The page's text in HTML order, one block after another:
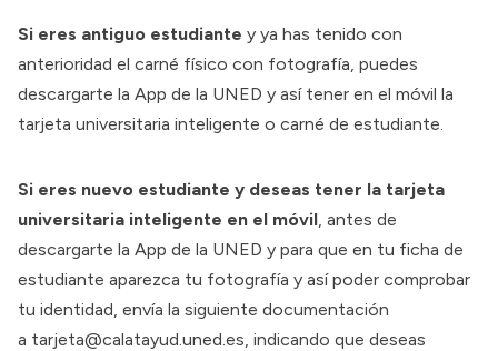
Si eres antiguo estudiante y ya has tenido con
anterioridad el carné físico con fotografía, puedes
descargarte la App de la UNED y así tener en el móvil la
tarjeta universitaria inteligente o carné de estudiante.
Si eres nuevo estudiante y deseas tener la tarjeta
universitaria inteligente en el móvil , antes de
descargarte la App de la UNED y para que en tu ficha de
estudiante aparezca tu fotografía y así poder comprobar
tu identidad, envía la siguiente documentación
a tarjeta@calatayud.uned.es , indicando que deseas